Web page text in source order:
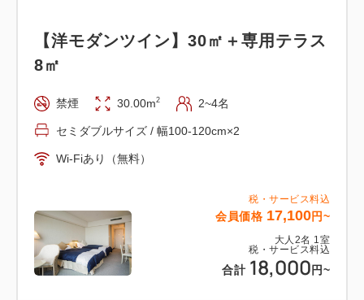
税・サービス料込
19,950 円~
大人2 名 1
税・サービス料込
21,000
【洋モダンツイン】30㎡＋専用テラス
税・サービス料込
会員価格 17,100円~
大人 2名 1室
税・サービス料込
合計 18,000 円~
【洋モダンツイン】30㎡＋専用テラス
8㎡
禁煙 30.00m2 2~4名
セミダブルサイズ / 幅100-120cm×2
Wi-Fiあり（無料）